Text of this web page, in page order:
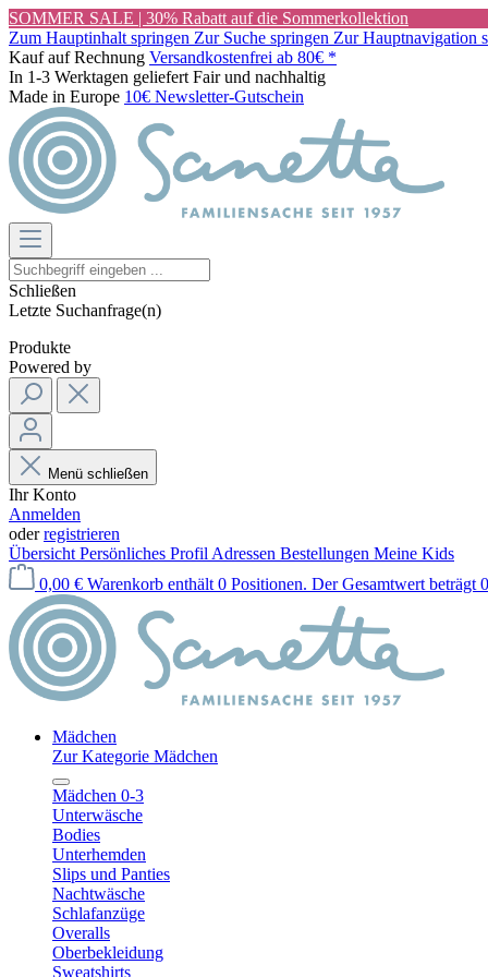
SOMMER SALE | 30% Rabatt auf die Sommerkollektion
Zum Hauptinhalt springen Zur Suche springen Zur Hauptnavigation
Kauf auf Rechnung Versandkostenfrei ab 80€ *
In 1-3 Werktagen geliefert Fair und nachhaltig
Made in Europe 10€ Newsletter-Gutschein
Schließen
Letzte Suchanfrage(n)
Produkte
Powered by
Menü schließen
Ihr Konto
Anmelden
oderregistrieren
Übersicht Persönliches Profil Adressen Bestellungen Meine Kids
0,00 € Warenkorb enthält 0 Positionen. Der Gesamtwert beträgt
Mädchen
Zur Kategorie Mädchen
Mädchen 0-3
Unterwäsche
Bodies
Unterhemden
Slips und Panties
Nachtwäsche
Schlafanzüge
Overalls
Oberbekleidung
Sweatshirts